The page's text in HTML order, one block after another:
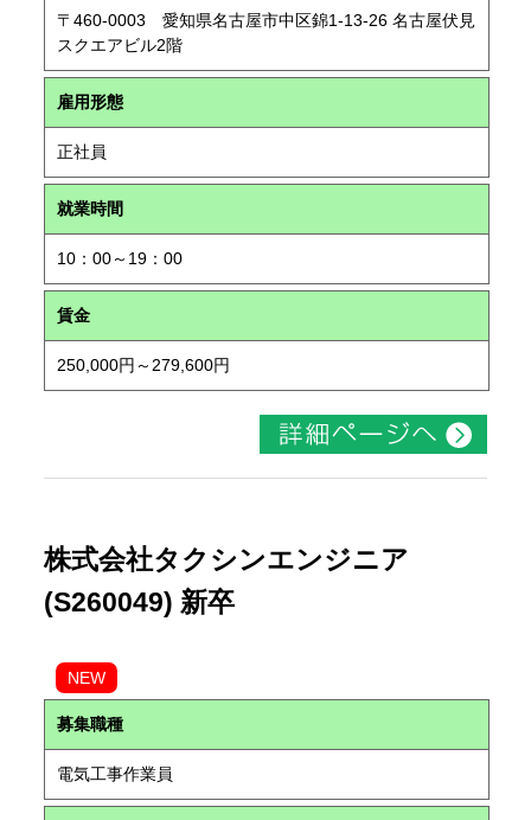
〒460-0003 愛知県名古屋市中区錦1-13-26 名古屋伏見
スクエアビル2階
雇用形態
正社員
就業時間
10：00～19：00
賃金
250,000円～279,600円
株式会社タクシンエンジニア
(S260049) 新卒
NEW
募集職種
電気工事作業員